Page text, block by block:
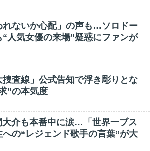
れないか心配」の声も…ソロドー
人気女優の来場”疑惑にファンが
査線」公式告知で浮き彫りとな
”の本気度
介も本番中に涙…「世界一ブス
の“レジェンド歌手の言葉”が大